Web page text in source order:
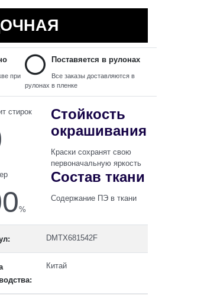
при
Поставяется в рулонах
Все заказы доставляются в
рулонах в пленке
стирок
Стойкость
окрашивания
Краски сохранят свою
первоначальную яркость
%
Состав ткани
Содержание ПЭ в ткани
DMTX681542F
Китай